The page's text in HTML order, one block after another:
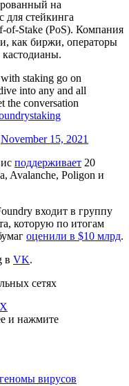
на
для стейкинга
of-Stake (PoS). Компания
как биржи, операторы
staking go on
into any and all
the conversation
November 15, 2021
поддерживает 20
Avalanche, Poligon и
входит в группу
которую по итогам
оценили в $10 млрд.
в VK.
сетях
X
и нажмите
вирусов